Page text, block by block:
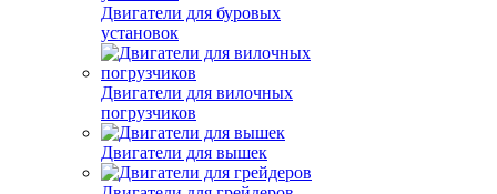
Двигатели для буровых
установок
Двигатели для вилочных
погрузчиков
Двигатели для вышек